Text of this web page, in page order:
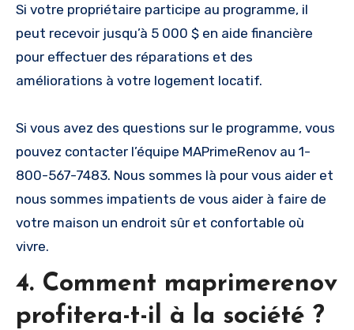
Si votre propriétaire participe au programme, il
peut recevoir jusqu’à 5 000 $ en aide financière
pour effectuer des réparations et des
améliorations à votre logement locatif.
Si vous avez des questions sur le programme, vous
pouvez contacter l’équipe MAPrimeRenov au 1-
800-567-7483. Nous sommes là pour vous aider et
nous sommes impatients de vous aider à faire de
votre maison un endroit sûr et confortable où
vivre.
4. Comment maprimerenov
profitera-t-il à la société ?